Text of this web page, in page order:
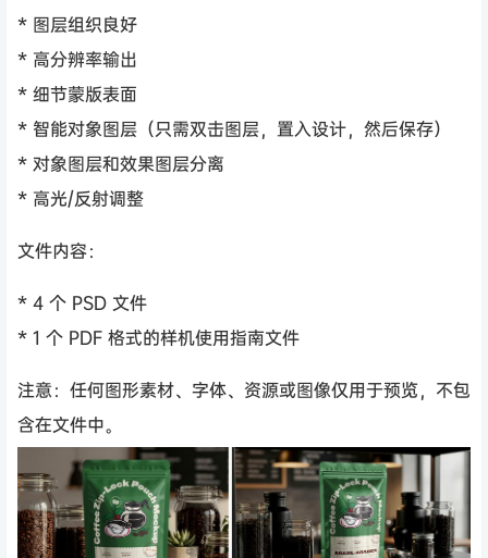
* 图层组织良好
* 高分辨率输出
* 细节蒙版表面
* 智能对象图层（只需双击图层，置入设计，然后保存）
* 对象图层和效果图层分离
* 高光/反射调整
文件内容：
* 4 个 PSD 文件
* 1 个 PDF 格式的样机使用指南文件
注意：任何图形素材、字体、资源或图像仅用于预览，不包
含在文件中。